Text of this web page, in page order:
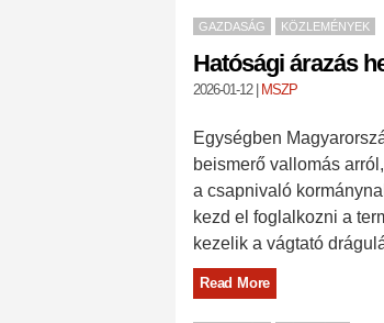
GAZDASÁG KÖZLEMÉNYEK
Hatósági árazás
2026-01-12| MSZP
Egységben
beismerő vallomás
a csapnivaló
kezd el foglalkozni a
kezelik a vágtató
Read More